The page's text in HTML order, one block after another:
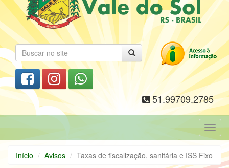
51.99709.2785
Início Avisos Taxas de fiscalização, sanitária e ISS Fixo